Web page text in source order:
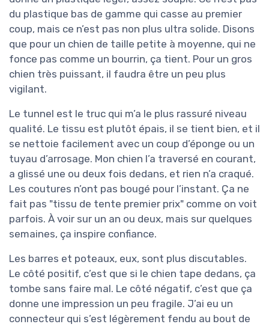
du plastique bas de gamme qui casse au premier
coup, mais ce n’est pas non plus ultra solide. Disons
que pour un chien de taille petite à moyenne, qui ne
fonce pas comme un bourrin, ça tient. Pour un gros
chien très puissant, il faudra être un peu plus
vigilant.
Le tunnel est le truc qui m’a le plus rassuré niveau
qualité. Le tissu est plutôt épais, il se tient bien, et il
se nettoie facilement avec un coup d’éponge ou un
tuyau d’arrosage. Mon chien l’a traversé en courant,
a glissé une ou deux fois dedans, et rien n’a craqué.
Les coutures n’ont pas bougé pour l’instant. Ça ne
fait pas "tissu de tente premier prix" comme on voit
parfois. À voir sur un an ou deux, mais sur quelques
semaines, ça inspire confiance.
Les barres et poteaux, eux, sont plus discutables.
Le côté positif, c’est que si le chien tape dedans, ça
tombe sans faire mal. Le côté négatif, c’est que ça
donne une impression un peu fragile. J’ai eu un
connecteur qui s’est légèrement fendu au bout de